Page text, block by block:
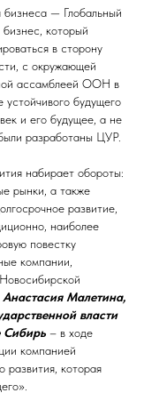
— Глобальный
который
в сторону
с окружающей
ассамблеей ООН в
будущего
и его будущее, а не
разработаны ЦУР.
набирает обороты:
рынки, а также
развитие,
наиболее
повестку
компании,
Анастасия Малетина,
власти
Сибирь – в ходе
компанией
развития, которая